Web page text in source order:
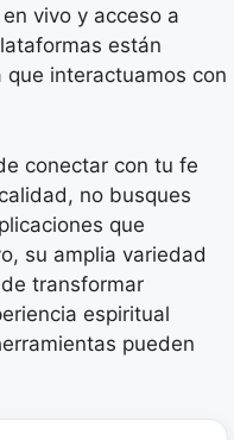
vivo y acceso a
están
interactuamos con
conectar con tu fe
no busques
que
su amplia variedad
transformar
espiritual
pueden